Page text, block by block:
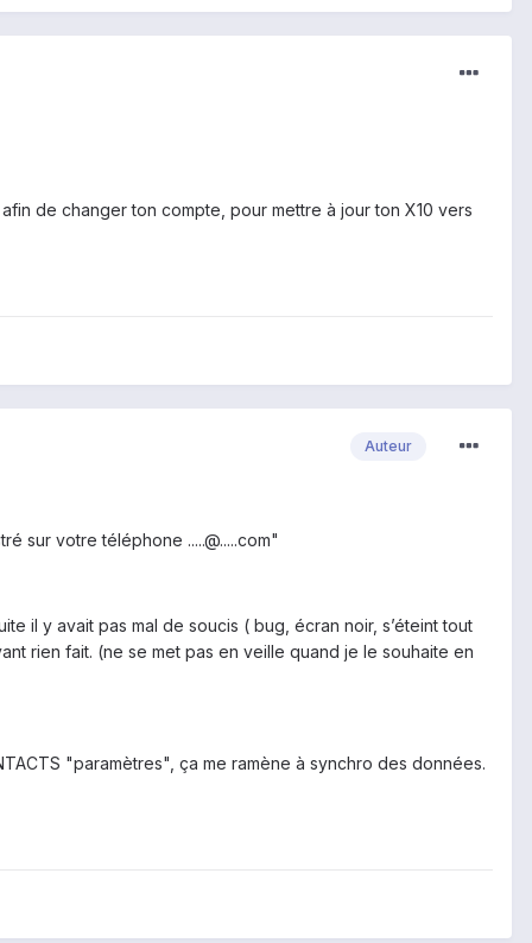
de changer ton compte, pour mettre à jour ton X10 vers
Auteur
sur votre téléphone .....@.....com"
il y avait pas mal de soucis ( bug, écran noir, s’éteint tout
rien fait. (ne se met pas en veille quand je le souhaite en
"paramètres", ça me ramène à synchro des données.